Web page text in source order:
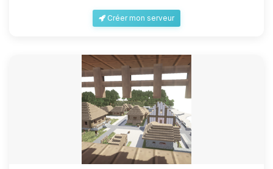
Créer mon serveur